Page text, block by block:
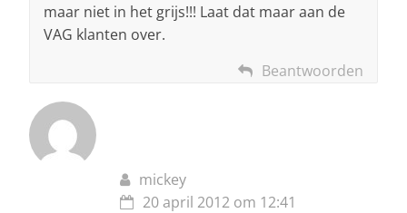
maar niet in het grijs!!! Laat dat maar aan de
VAG klanten over.
Beantwoorden
mickey
20 april 2012 om 12:41